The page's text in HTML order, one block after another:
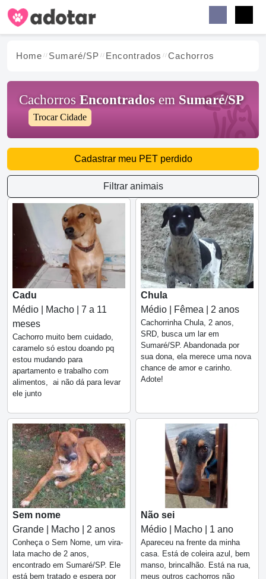
Home Sumaré/SP Encontrados Cachorros
Cachorros Encontrados em Sumaré/SP
Trocar Cidade
Cadastrar meu PET perdido
Filtrar animais
Cadu
Médio | Macho | 7 a 11
meses
Cachorro muito bem cuidado,
caramelo só estou doando pq
estou mudando para
apartamento e trabalho com
alimentos, ai não dá para levar
ele junto
Chula
Médio | Fêmea | 2 anos
Cachorrinha Chula, 2 anos,
SRD, busca um lar em
Sumaré/SP. Abandonada por
sua dona, ela merece uma nova
chance de amor e carinho.
Adote!
Sem nome
Grande | Macho | 2 anos
Conheça o Sem Nome, um vira-
lata macho de 2 anos,
encontrado em Sumaré/SP. Ele
está bem tratado e espera por
Não sei
Médio | Macho | 1 ano
Apareceu na frente da minha
casa. Está de coleira azul, bem
manso, brincalhão. Está na rua,
meus outros cachorros não